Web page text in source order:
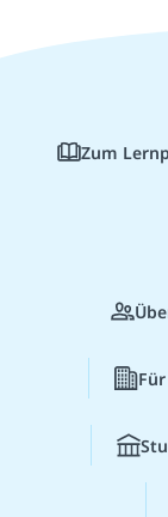
Zum